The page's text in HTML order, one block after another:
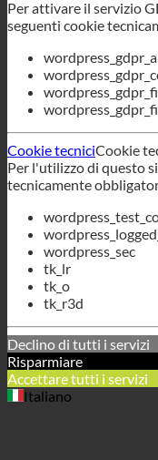
Per attivare il servizio
seguenti cookie
Cookie tecniciCookie
Per l'utilizzo di questo
tecnicamente
wordpress_sec
tk_lr
tk_o
tk_r3d
Declino di tutti i servizi
Risparmiare
Accettare tutti i servizi
Italiano